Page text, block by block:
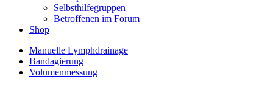
Selbsthilfegruppen
Betroffenen im Forum
Shop
Manuelle Lymphdrainage
Bandagierung
Volumenmessung